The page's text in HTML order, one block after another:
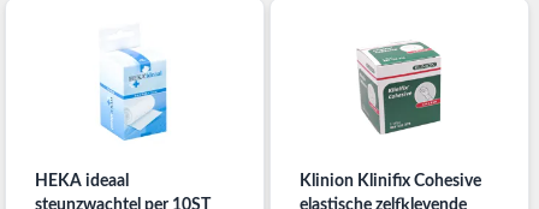
HEKA ideaal
steunzwachtel per 10ST
Klinion Klinifix Cohesive
elastische zelfklevende